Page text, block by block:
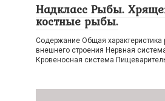
Надкласс Рыбы.
костные рыбы.
Содержание Общая характеристика
внешнего строения Нервная
Кровеносная система